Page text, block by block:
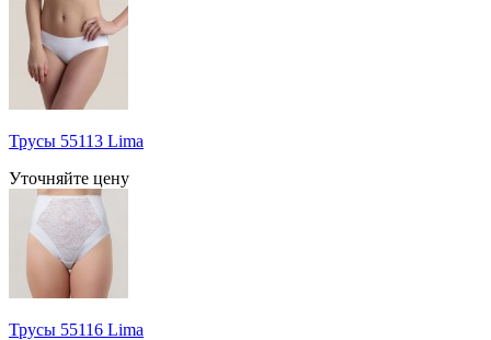
Трусы 55113 Lima
Уточняйте цену
Трусы 55116 Lima